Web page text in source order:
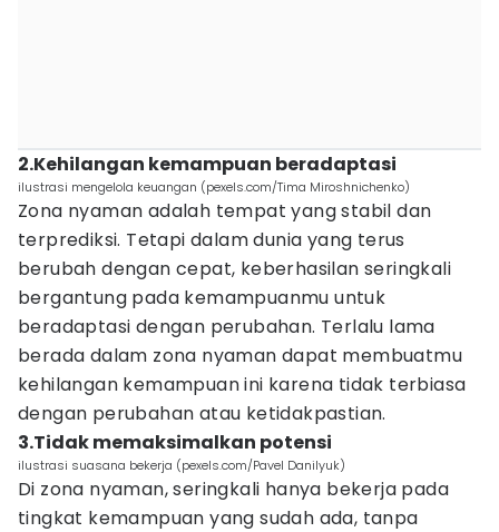
2.Kehilangan kemampuan beradaptasi
ilustrasi mengelola keuangan (pexels.com/Tima Miroshnichenko)
Zona nyaman adalah tempat yang stabil dan
terprediksi. Tetapi dalam dunia yang terus
berubah dengan cepat, keberhasilan seringkali
bergantung pada kemampuanmu untuk
beradaptasi dengan perubahan. Terlalu lama
berada dalam zona nyaman dapat membuatmu
kehilangan kemampuan ini karena tidak terbiasa
dengan perubahan atau ketidakpastian.
3.Tidak memaksimalkan potensi
ilustrasi suasana bekerja (pexels.com/Pavel Danilyuk)
Di zona nyaman, seringkali hanya bekerja pada
tingkat kemampuan yang sudah ada, tanpa